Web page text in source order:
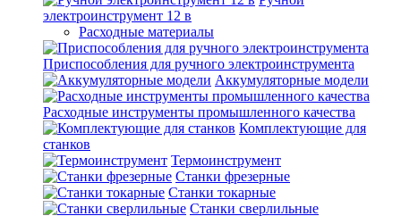
электроинструмент 12 в
Расходные материалы
Приспособления для ручного электроинструмента
Аккумуляторные модели
Расходные инструменты промышленного качества
Комплектующие для
станков
Термоинструмент
Станки фрезерные
Станки токарные
Станки сверлильные